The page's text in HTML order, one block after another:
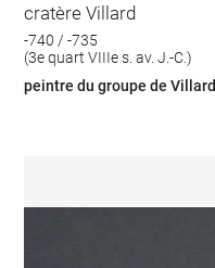
cratère Villard
-740 / -735
(3e quart VIIIe s. av. J.-C.)
peintre du groupe de Villard